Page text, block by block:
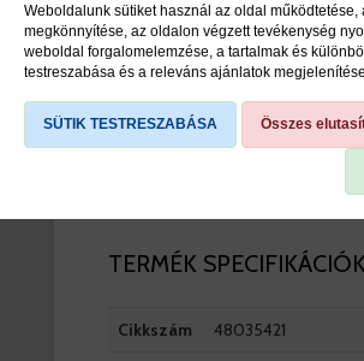
Weboldalunk sütiket használ az oldal működtetése,
megkönnyítése, az oldalon végzett tevékenység
weboldal forgalomelemzése, a tartalmak és
testreszabása és a releváns ajánlatok
SÜTIK TESTRESZABÁSA Összes
viddabringat ár:590 Ft
raktáron
PR
TERMÉK SPECIFIKÁCIÓK
Cikkszám 48035421